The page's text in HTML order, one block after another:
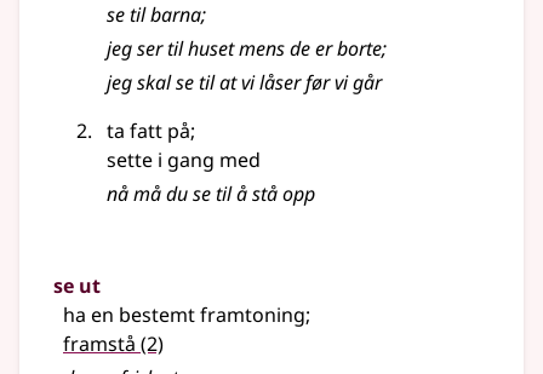
se til barna;
jeg ser til huset mens de er borte;
jeg skal se til at vi låser før vi går
ta fatt på;
sette i gang med
nå må du se til å stå opp
se ut
ha en bestemt framtoning;
framstå (2)